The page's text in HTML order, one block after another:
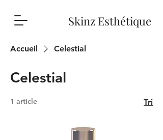
Skinz Esthétique
Accueil Celestial
Celestial
1 article Tri